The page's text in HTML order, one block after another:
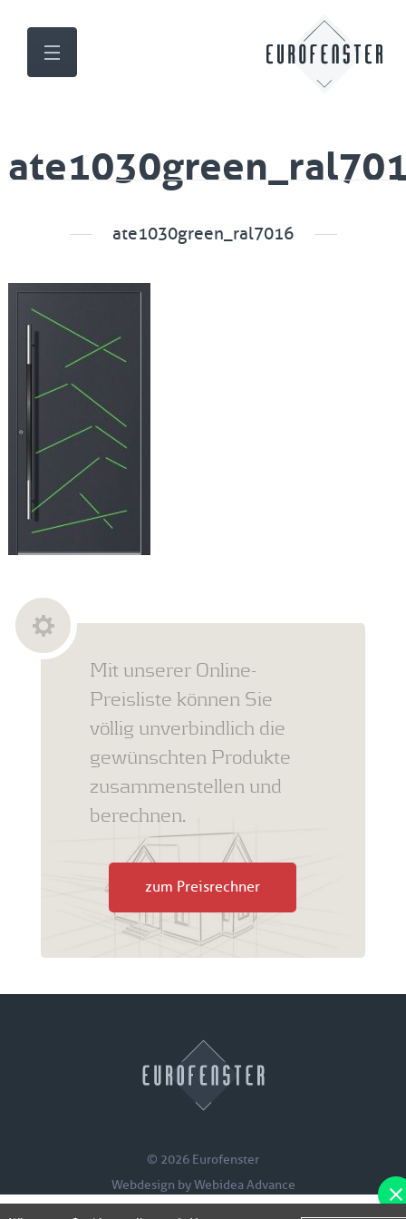
ate1030green_ral7016
Mit unserer Online-
Preisliste können Sie
völlig unverbindlich die
gewünschten Produkte
zusammenstellen und
berechnen.
zum Preisrechner
© 2026 Eurofenster
Webdesign byWebidea Advance